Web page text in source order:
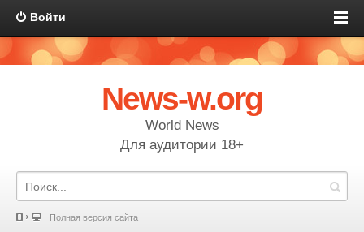
Войти
News-w.org
World News
Для аудитории 18+
Полная версия сайта